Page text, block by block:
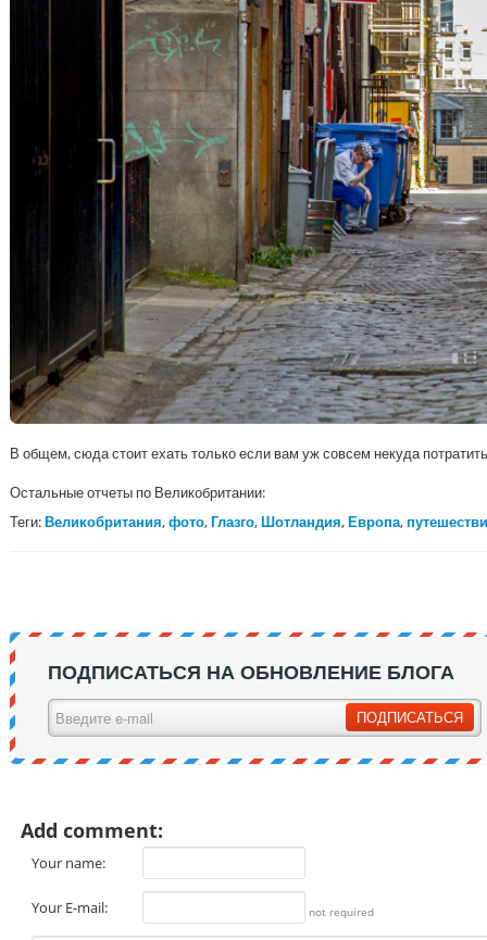
В общем, сюда стоит ехать только если вам уж совсем некуда
Остальные отчеты по Великобритании:
Теги:Великобритания,фото,Глазго,Шотландия,Европа,
ПОДПИСАТЬСЯ НА ОБНОВЛЕНИЕ БЛОГА
Add comment:
Your name:
Your E-mail: not required